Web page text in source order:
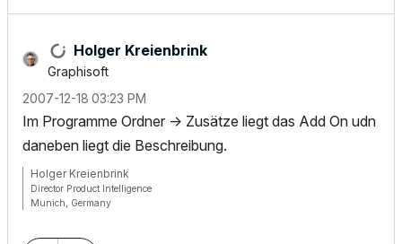
Holger Kreienbrink
Graphisoft
‎2007-12-18 03:23 PM
Im Programme Ordner -> Zusätze liegt das Add On udn
daneben liegt die Beschreibung.
Holger Kreienbrink
Director Product Intelligence
Munich, Germany